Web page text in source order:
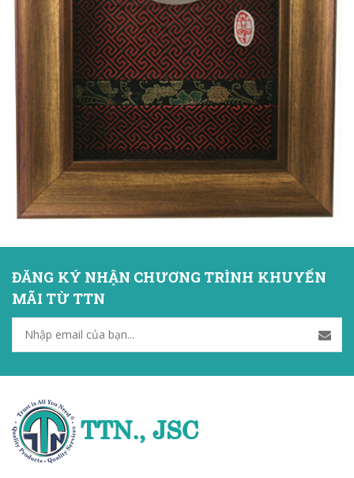
ĐĂNG KÝ NHẬN CHƯƠNG TRÌNH KHUYẾN
MÃI TỪ TTN